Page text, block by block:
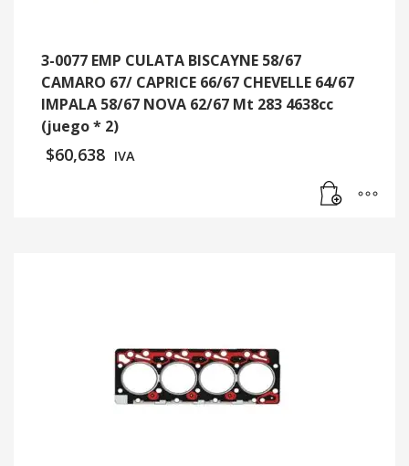
3-0077 EMP CULATA BISCAYNE 58/67
CAMARO 67/ CAPRICE 66/67 CHEVELLE 64/67
IMPALA 58/67 NOVA 62/67 Mt 283 4638cc
(juego * 2)
$60,638 IVA